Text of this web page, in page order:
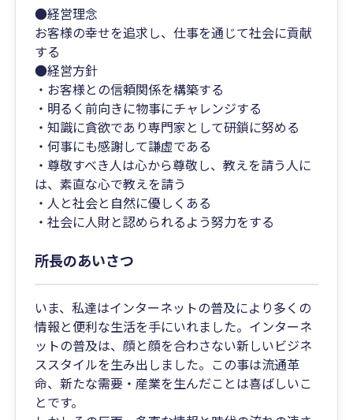
●経営理念
お客様の幸せを追求し、仕事を通じて社会に貢献
する
●経営方針
・お客様との信頼関係を構築する
・明るく前向きに物事にチャレンジする
・知識に貪欲であり専門家として研鎖に努める
・何事にも感謝して謙虚である
・尊敬すべき人は心から尊敬し、教えを請う人に
は、素直な心で教えを請う
・人と社会と自然に優しくある
・社会に人財と認められるよう努力をする
所長のあいさつ
いま、私達はインターネットの普及により多くの
情報と便利な生活を手にいれました。インターネ
ットの普及は、顔と顔を合わさない新しいビジネ
ススタイルを生み出しました。この事は流通革
命、新たな需要・産業を生んだことは喜ばしいこ
とです。